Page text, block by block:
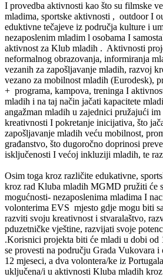
I provedba aktivnosti kao što su filmske
mladima, sportske aktivnosti , outdoor I
eduktivne tečajeve iz područja kulture i
nezaposlenim mladim l osobama I
aktivnost za Klub mladih . Aktivnosti
neformalnog obrazovanja, informiranja
vezanih za zapošljavanje mladih, razvoj
vezano za mobilnost mladih (Eurodesk),
+ programa, kampova, treninga I
mladih i na taj način jačati kapacitete
angažman mladih u zajednici pružajući
kreativnosti I pokretanje inicijativa, što
zapošljavanje mladih veću mobilnost,
građanstvo, što dugoročno doprinosi
isključenosti I većoj inkluziji mladih, te
Osim toga kroz različite edukativne,
kroz rad Kluba mladih MGMD pružiti će
mogućnosti- nezaposlenima mladima I
volonterima EVS mjesto gdje mogu biti
razviti svoju kreativnost i stvaralaštvo,
pduzetničke vještine, razvijati svoje
.Korisnici projekta biti će mladi u dobi od
se provesti na području Grada Vukovara
12 mjeseci, a dva volontera/ke iz
uključena/i u aktivnosti Kluba mladih